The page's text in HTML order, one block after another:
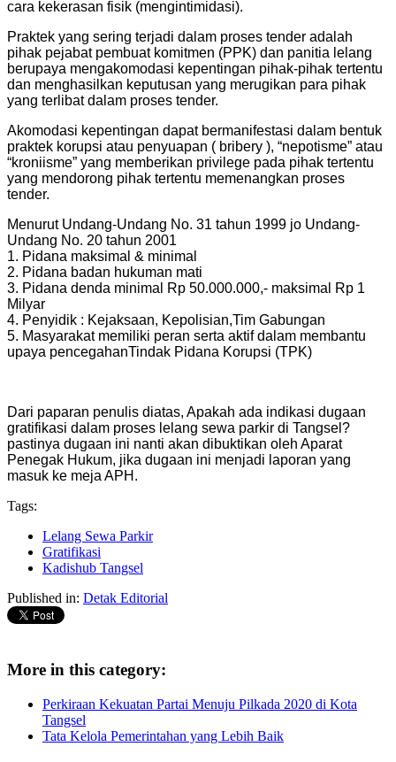
cara kekerasan fisik (mengintimidasi).
Praktek yang sering terjadi dalam proses tender adalah
pihak pejabat pembuat komitmen (PPK) dan panitia lelang
berupaya mengakomodasi kepentingan pihak-pihak tertentu
dan menghasilkan keputusan yang merugikan para pihak
yang terlibat dalam proses tender.
Akomodasi kepentingan dapat bermanifestasi dalam bentuk
praktek korupsi atau penyuapan ( bribery ), “nepotisme” atau
“kroniisme” yang memberikan privilege pada pihak tertentu
yang mendorong pihak tertentu memenangkan proses
tender.
Menurut Undang-Undang No. 31 tahun 1999 jo Undang-
Undang No. 20 tahun 2001
1. Pidana maksimal & minimal
2. Pidana badan hukuman mati
3. Pidana denda minimal Rp 50.000.000,- maksimal Rp 1
Milyar
4. Penyidik : Kejaksaan, Kepolisian,Tim Gabungan
5. Masyarakat memiliki peran serta aktif dalam membantu
upaya pencegahanTindak Pidana Korupsi (TPK)
Dari paparan penulis diatas, Apakah ada indikasi dugaan
gratifikasi dalam proses lelang sewa parkir di Tangsel?
pastinya dugaan ini nanti akan dibuktikan oleh Aparat
Penegak Hukum, jika dugaan ini menjadi laporan yang
masuk ke meja APH.
Tags:
Lelang Sewa Parkir
Gratifikasi
Kadishub Tangsel
Published in: Detak Editorial
More in this category:
Perkiraan Kekuatan Partai Menuju Pilkada 2020 di Kota
Tangsel
Tata Kelola Pemerintahan yang Lebih Baik